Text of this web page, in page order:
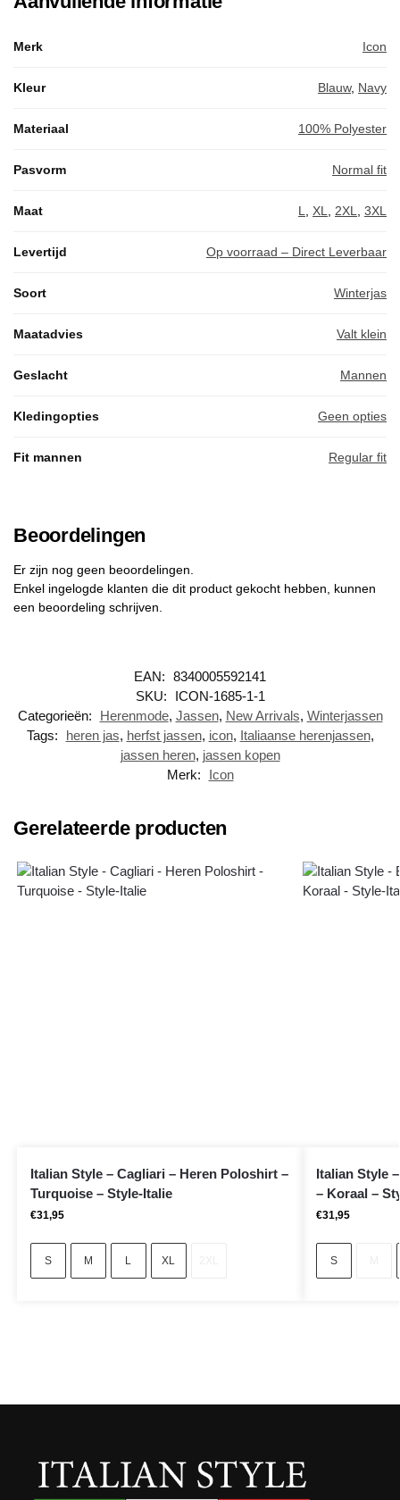
Merk Icon
Kleur Blauw, Navy
Materiaal 100% Polyester
Pasvorm Normal fit
Maat L, XL, 2XL, 3XL
Levertijd Op voorraad – Direct Leverbaar
Soort Winterjas
Maatadvies Valt klein
Geslacht Mannen
Kledingopties Geen opties
Fit mannen Regular fit
Beoordelingen
Er zijn nog geen beoordelingen.
Enkel ingelogde klanten die dit product gekocht hebben, kunnen
een beoordeling schrijven.
EAN: 8340005592141
SKU:
ICON-1685-1-1
Categorieën:
Herenmode, Jassen, New Arrivals, Winterjassen
Tags:
heren jas, herfst jassen, icon, Italiaanse herenjassen,
jassen heren, jassen kopen
Merk:
Icon
Gerelateerde producten
Italian Style – Cagliari – Heren Poloshirt –
Turquoise – Style-Italie
€31,95
S M L XL
Italian Style
– Koraal –
€31,95
S